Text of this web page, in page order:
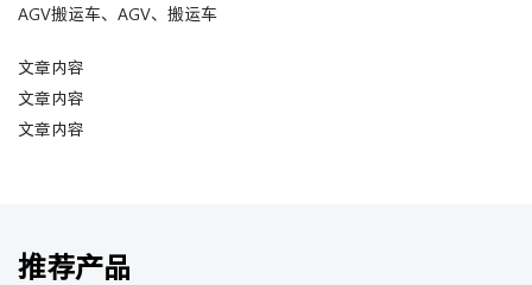
AGV搬运车、AGV、搬运车
文章内容
文章内容
文章内容
推荐产品